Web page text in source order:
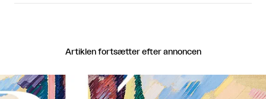
Artiklen fortsætter efter annoncen